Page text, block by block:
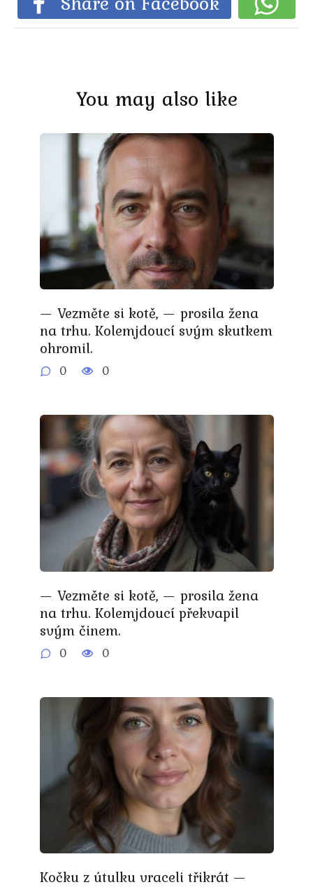
You may also like
— Vezměte si kotě, — prosila žena
na trhu. Kolemjdoucí svým skutkem
ohromil.
0 0
— Vezměte si kotě, — prosila žena
na trhu. Kolemjdoucí překvapil
svým činem.
0 0
Kočku z útulku vraceli třikrát —